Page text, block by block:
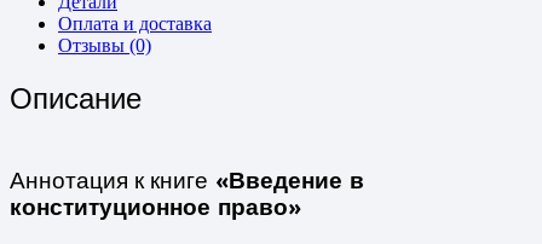
Оплата и доставка
Отзывы (0)
Описание
Аннотация к книге «Введение в
конституционное право»